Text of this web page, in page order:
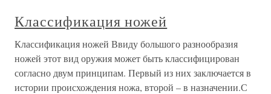
Классификация ножей
Классификация ножей Ввиду большого разнообразия
ножей этот вид оружия может быть классифицирован
согласно двум принципам. Первый из них заключается в
истории происхождения ножа, второй – в назначении.С